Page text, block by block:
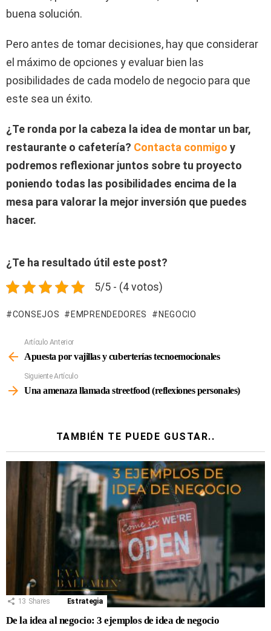
buena solución.
Pero antes de tomar decisiones, hay que considerar
el máximo de opciones y evaluar bien las
posibilidades de cada modelo de negocio para que
este sea un éxito.
¿Te ronda por la cabeza la idea de montar un bar,
restaurante o cafetería? Contacta conmigo y
podremos reflexionar juntos sobre tu proyecto
poniendo todas las posibilidades encima de la
mesa para valorar la mejor inversión que puedes
hacer.
¿Te ha resultado útil este post?
5/5 - (4 votos)
CONSEJOS EMPRENDEDORES NEGOCIO
Más
Artículo Anterior
Apuesta por vajillas y cuberterías tecnoemocionales
Siguiente Artículo
Una amenaza llamada streetfood (reflexiones personales)
TAMBIÉN TE PUEDE GUSTAR..
13 Shares Estrategia
De la idea al negocio: 3 ejemplos de idea de negocio